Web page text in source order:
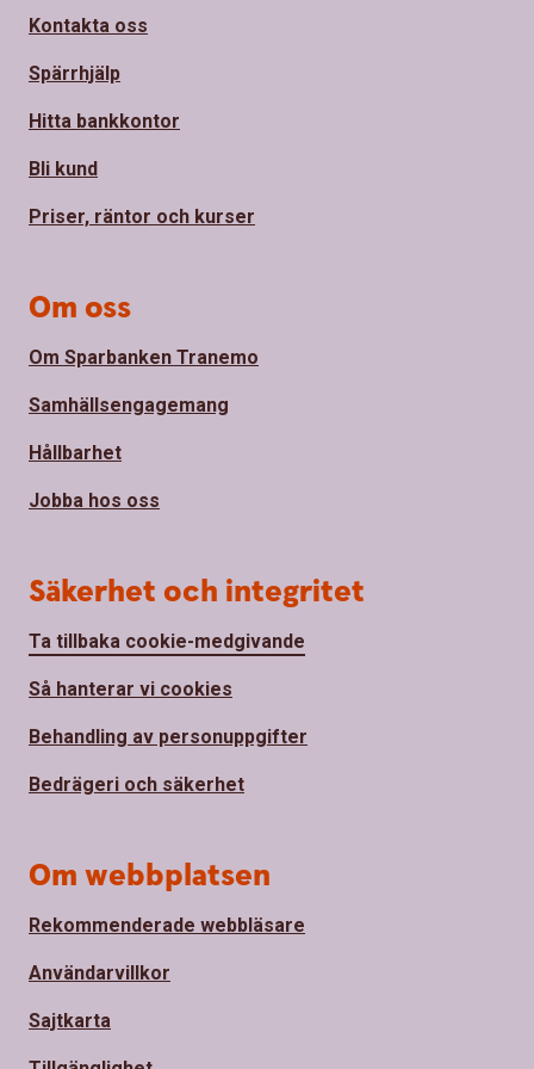
Kontakta oss
Spärrhjälp
Hitta bankkontor
Bli kund
Priser, räntor och kurser
Om oss
Om Sparbanken Tranemo
Samhällsengagemang
Hållbarhet
Jobba hos oss
Säkerhet och integritet
Ta tillbaka cookie-medgivande
Så hanterar vi cookies
Behandling av personuppgifter
Bedrägeri och säkerhet
Om webbplatsen
Rekommenderade webbläsare
Användarvillkor
Sajtkarta